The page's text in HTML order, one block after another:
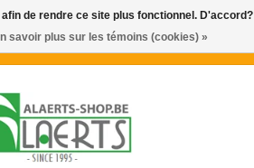
0 Articles - €0,00
de rendre ce site plus fonctionnel. D'accord?
savoir plus sur les témoins (cookies) »